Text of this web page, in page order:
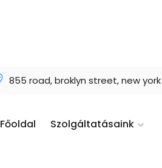
855 road, broklyn street, new york
Főoldal Szolgáltatásaink